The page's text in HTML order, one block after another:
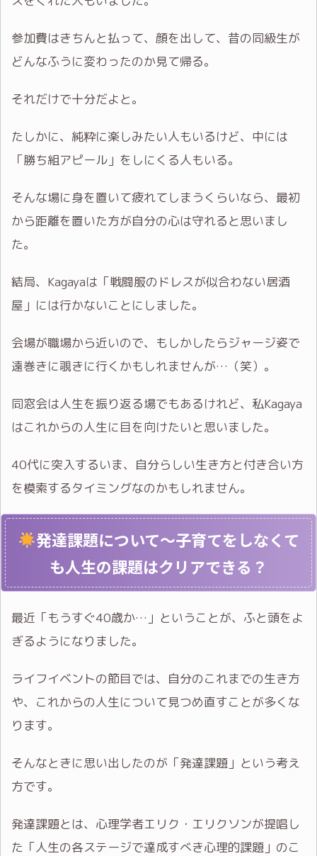
参加費はきちんと払って、顔を出して、昔の同級生が
どんなふうに変わったのか見て帰る。
それだけで十分だよと。
たしかに、純粋に楽しみたい人もいるけど、中には
「勝ち組アピール」をしにくる人もいる。
そんな場に身を置いて疲れてしまうくらいなら、最初
から距離を置いた方が自分の心は守れると思いまし
た。
結局、Kagayaは「戦闘服のドレスが似合わない居酒
屋」には行かないことにしました。
会場が職場から近いので、もしかしたらジャージ姿で
遠巻きに覗きに行くかもしれませんが…（笑）。
同窓会は人生を振り返る場でもあるけれど、私Kagaya
はこれからの人生に目を向けたいと思いました。
40代に突入するいま、自分らしい生き方と付き合い方
を模索するタイミングなのかもしれません。
発達課題について〜子育てをしなくて
も人生の課題はクリアできる？
最近「もうすぐ40歳か…」ということが、ふと頭をよ
ぎるようになりました。
ライフイベントの節目では、自分のこれまでの生き方
や、これからの人生について見つめ直すことが多くな
ります。
そんなときに思い出したのが「発達課題」という考え
方です。
発達課題とは、心理学者エリク・エリクソンが提唱し
た「人生の各ステージで達成すべき心理的課題」のこ